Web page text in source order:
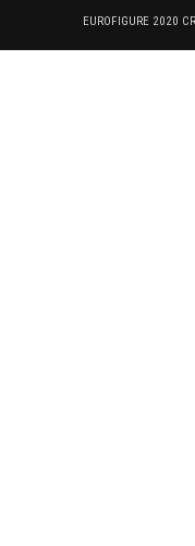
EUROFIGURE 2020